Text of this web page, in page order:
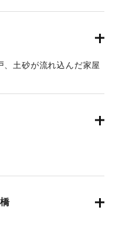
。
刊7面】
土砂が流れ込んだ家屋
刊4面】